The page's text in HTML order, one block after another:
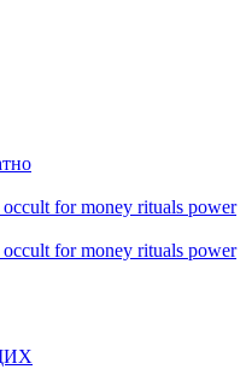
for money rituals power
for money rituals power